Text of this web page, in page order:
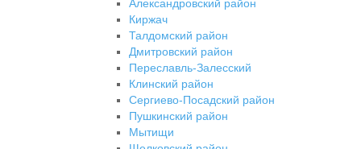
Александровский район
Киржач
Талдомский район
Дмитровский район
Переславль-Залесский
Клинский район
Сергиево-Посадский район
Пушкинский район
Мытищи